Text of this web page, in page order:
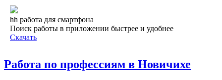
hh работа для смартфона
Поиск работы в приложении быстрее и удобнее
Скачать
Работа по профессиям в Новичихе